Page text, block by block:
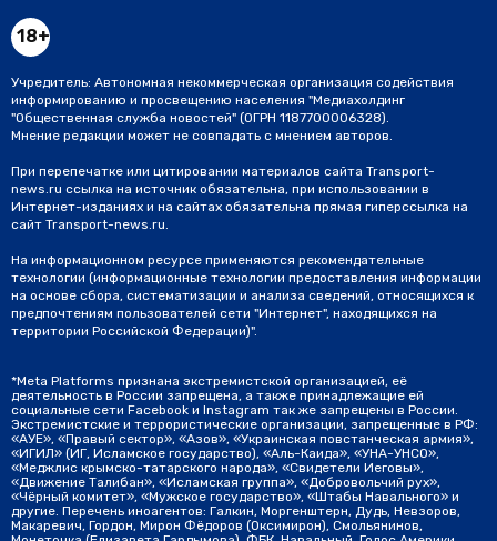
18+
Учредитель: Автономная некоммерческая организация содействия
информированию и просвещению населения "Медиахолдинг
"Общественная служба новостей" (ОГРН 1187700006328).
Мнение редакции может не совпадать с мнением авторов.
При перепечатке или цитировании материалов сайта Transport-
news.ru ссылка на источник обязательна, при использовании в
Интернет-изданиях и на сайтах обязательна прямая гиперссылка на
сайт Transport-news.ru.
На информационном ресурсе применяются рекомендательные
технологии (информационные технологии предоставления информации
на основе сбора, систематизации и анализа сведений, относящихся к
предпочтениям пользователей сети "Интернет", находящихся на
территории Российской Федерации)".
*Meta Platforms признана экстремистской организацией, её
деятельность в России запрещена, а также принадлежащие ей
социальные сети Facebook и Instagram так же запрещены в России.
Экстремистские и террористические организации, запрещенные в РФ:
«АУЕ», «Правый сектор», «Азов», «Украинская повстанческая армия»,
«ИГИЛ» (ИГ, Исламское государство), «Аль-Каида», «УНА-УНСО»,
«Меджлис крымско-татарского народа», «Свидетели Иеговы»,
«Движение Талибан», «Исламская группа», «Добровольчий рух»,
«Чёрный комитет», «Мужское государство», «Штабы Навального» и
другие. Перечень иноагентов: Галкин, Моргенштерн, Дудь, Невзоров,
Макаревич, Гордон, Мирон Фёдоров (Оксимирон), Смольянинов,